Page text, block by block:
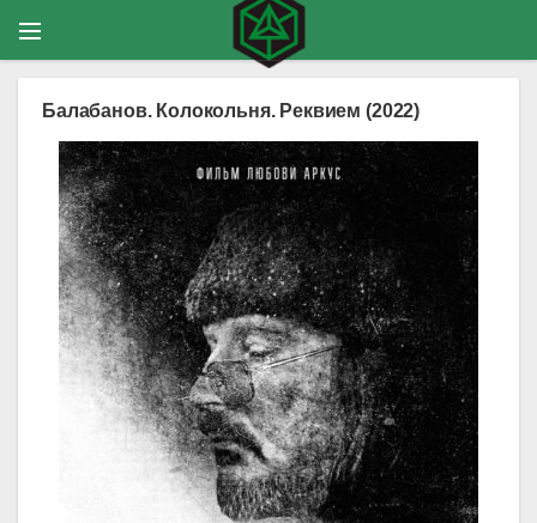
Балабанов. Колокольня. Реквием (2022)